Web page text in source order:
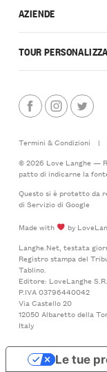
AZIENDE
TOUR
Termini & Condizioni |
© 2026 Love Langhe —
patto di indicarne la
Questo si è protetto da
di Serviziodi Google
Made with
by
Langhe.Net, testata
Registro stampa del
Tablino.
Editore: LoveLanghe
P.IVA 03796440042
Via Castello 20
12050 Albaretto della
Italy
Le tue